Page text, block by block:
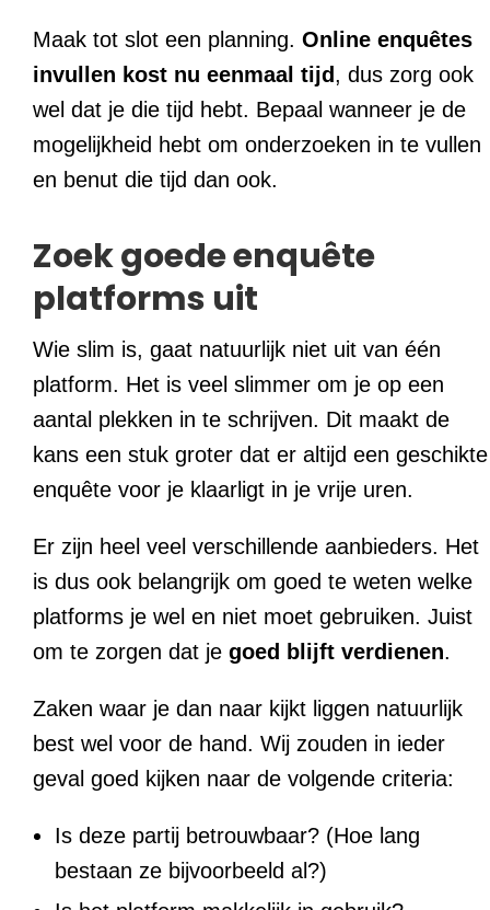
Maak tot slot een planning. Online enquêtes
invullen kost nu eenmaal tijd, dus zorg ook
wel dat je die tijd hebt. Bepaal wanneer je de
mogelijkheid hebt om onderzoeken in te vullen
en benut die tijd dan ook.
Zoek goede enquête
platforms uit
Wie slim is, gaat natuurlijk niet uit van één
platform. Het is veel slimmer om je op een
aantal plekken in te schrijven. Dit maakt de
kans een stuk groter dat er altijd een geschikte
enquête voor je klaarligt in je vrije uren.
Er zijn heel veel verschillende aanbieders. Het
is dus ook belangrijk om goed te weten welke
platforms je wel en niet moet gebruiken. Juist
om te zorgen dat je goed blijft verdienen.
Zaken waar je dan naar kijkt liggen natuurlijk
best wel voor de hand. Wij zouden in ieder
geval goed kijken naar de volgende criteria:
Is deze partij betrouwbaar? (Hoe lang
bestaan ze bijvoorbeeld al?)